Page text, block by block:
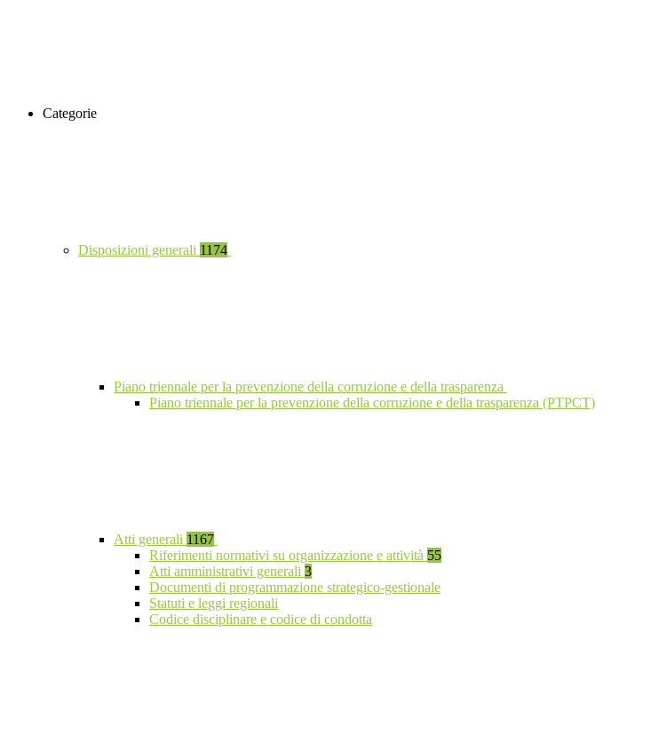
Categorie
Disposizioni generali 1174
Piano triennale per la prevenzione della corruzione e della trasparenza
Piano triennale per la prevenzione della corruzione e della trasparenza (PTPCT)
Atti generali 1167
Riferimenti normativi su organizzazione e attività 55
Atti amministrativi generali 3
Documenti di programmazione strategico-gestionale
Statuti e leggi regionali
Codice disciplinare e codice di condotta